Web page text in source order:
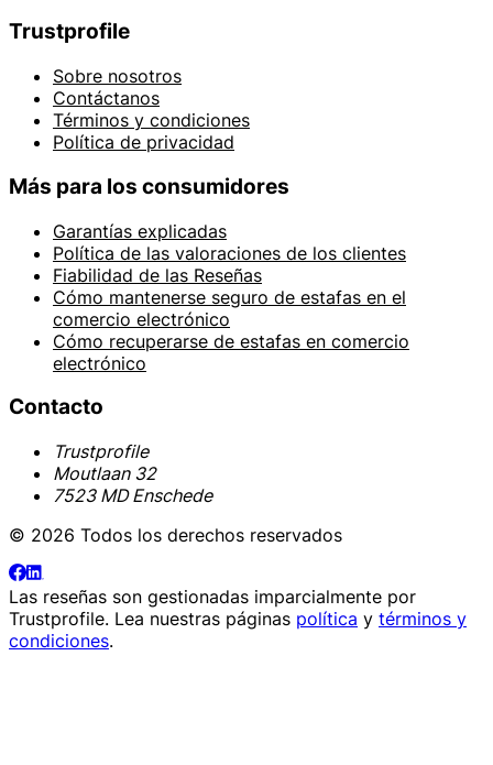
Trustprofile
Sobre nosotros
Contáctanos
Términos y condiciones
Política de privacidad
Más para los consumidores
Garantías explicadas
Política de las valoraciones de los clientes
Fiabilidad de las Reseñas
Cómo mantenerse seguro de estafas en el
comercio electrónico
Cómo recuperarse de estafas en comercio
electrónico
Contacto
Trustprofile
Moutlaan 32
7523 MD Enschede
© 2026 Todos los derechos reservados
Las reseñas son gestionadas imparcialmente por
Trustprofile. Lea nuestras páginas política y términos y
condiciones.